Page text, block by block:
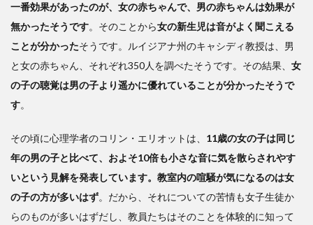
一番効果があったのが、女の赤ちゃんで、男の赤ちゃんは効果が
無かったそうです。そのことから女の新生児は音がよく聞こえる
ことが分かったそうです。ルイジアナ州のキャシディ教授は、男
と女の赤ちゃん、それぞれ350人を調べたそうです。その結果、 女
の子の聴覚は男の子より遥かに優れていることが分かったそうで
す。
その頃に心理学者のコリン・エリオットは、 11歳の女の子は同じ
年の男の子と比べて、およそ10倍も小さな音に気を散らされやす
いという見解を発表しています。教室内の喧騒が気になるのは女
の子の方が多いはず。だから、それについての苦情も女子生徒か
らのものが多いはずだし、教員たちはそのことを体験的に知って